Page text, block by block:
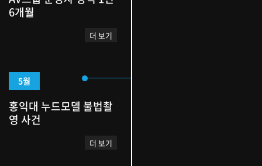
6개월
더 보기
5월
홍익대 누드모델 불법촬
영 사건
더 보기